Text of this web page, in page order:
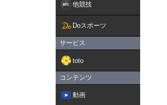
他競技
Doスポーツ
サービス
toto
コンテンツ
動画